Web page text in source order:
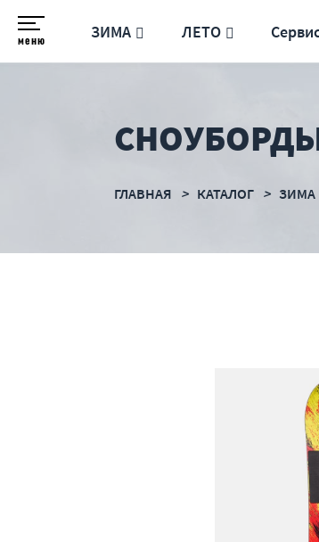
меню ЗИМА ЛЕТО
СНОУБОРДЫ
ГЛАВНАЯ КАТАЛОГ ЗИМА